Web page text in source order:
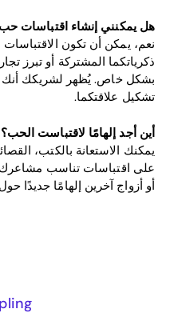
هل يمكنني إنشاء اقتباسات
نعم، يمكن أن تكون
ذكرياتكما المشتركة أو تبرز
بشكل خاص. يُظهر لشريكك أنك
تشكيل علاقتكما.
أين أجد إلهامًا لاقتباست الحب؟
يمكنك الاستعانة بالكتب،
على اقتباسات تناسب
أو أزواج آخرين إلهامًا جديدًا